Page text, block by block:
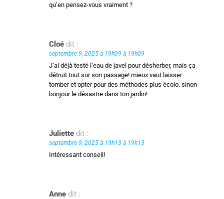
qu’en pensez-vous vraiment ?
Cloé dit :
septembre 9, 2025 à 19h09 à 19h09
J’ai déjà testé l’eau de javel pour désherber, mais ça
détruit tout sur son passage! mieux vaut laisser
tomber et opter pour des méthodes plus écolo. sinon
bonjour le désastre dans ton jardin!
Juliette dit :
septembre 9, 2025 à 19h13 à 19h13
Intéressant conseil!
Anne dit :